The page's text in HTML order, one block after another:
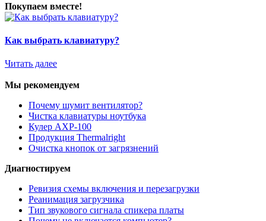
Покупаем вместе!
Как выбрать клавиатуру?
Читать далее
Мы рекомендуем
Почему шумит вентилятор?
Чистка клавиатуры ноутбука
Кулер AXP-100
Продукция Thermalright
Очистка кнопок от загрязнений
Диагностируем
Ревизия схемы включения и перезагрузки
Реанимация загрузчика
Тип звукового сигнала спикера платы